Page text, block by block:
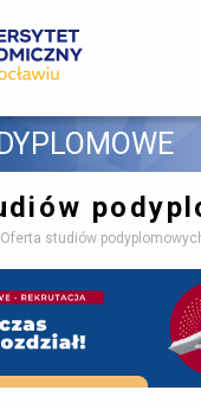
Oferta studiów